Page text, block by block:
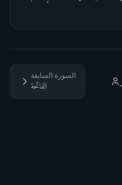
السورة السابقة
الفاتحة